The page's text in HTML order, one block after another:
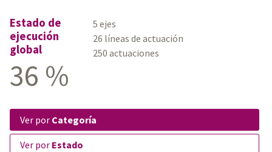
Estado de
ejecución
global
36 %
5 ejes
26 líneas de actuación
250 actuaciones
ver por Categoría
ver por Estado